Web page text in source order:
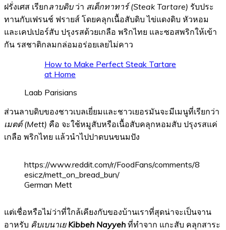
ฝรั่งเศส เรียกลาบดิบว่า สเต็กทาทาร์ (Steak Tartare) รับประ
ทานกับเฟรนช์ ฟรายส์ โดยคลุกเนื้อสับดิบ ไข่แดงดิบ หัวหอม
และเคปเปอร์สับ ปรุงรสด้วยเกลือ พริกไทย และซอสพริกให้เข้า
กัน รสชาติกลมกล่อมอร่อยเลยไม่คาว
How to Make Perfect Steak Tartare
at Home
Laab Parisians
ส่วนลาบดิบของชาวเบลเยี่ยมและชาวเยอรมันจะมีเมนูที่เรียกว่า
เมตต์ (Mett) คือ จะใช้หมูสับหรือเนื้อสับคลุกหอมสับ ปรุงรสแค่
เกลือ พริกไทย แล้วนำไปปาดบนขนมปัง
https://www.reddit.com/r/FoodFans/comments/8
esicz/mett_on_bread_bun/
German Mett
แต่เชื่อหรือไม่ว่าที่ใกล้เคียงกับของบ้านเราที่สุดน่าจะเป็นจาน
อาหรับ คิบเบนาเย Kibbeh Nayyeh ที่ทำจาก แกะสับ คลุกสาระ